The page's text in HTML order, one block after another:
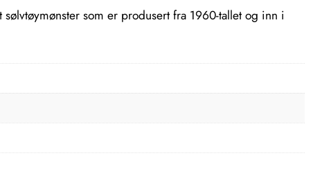
som er produsert fra 1960-tallet og inn i